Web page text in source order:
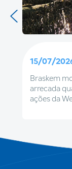
15/07/
Braskem
arrecada
ações da